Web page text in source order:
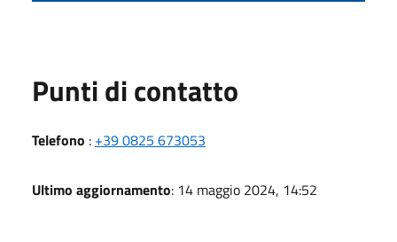
Punti di contatto
Telefono : +39 0825 673053
Ultimo aggiornamento: 14 maggio 2024, 14:52